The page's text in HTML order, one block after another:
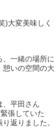
)大変美味しく
一緒の場所に
憩いの空間の大
、平田さん
張していた
返りました。